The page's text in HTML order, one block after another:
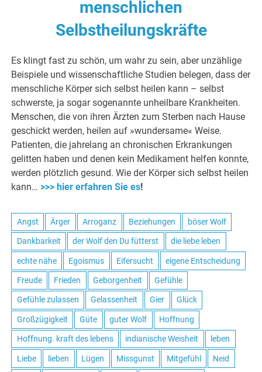
menschlichen
Selbstheilungskräfte
Es klingt fast zu schön, um wahr zu sein, aber unzählige
Beispiele und wissenschaftliche Studien belegen, dass der
menschliche Körper sich selbst heilen kann – selbst
schwerste, ja sogar sogenannte unheilbare Krankheiten.
Menschen, die von ihren Ärzten zum Sterben nach Hause
geschickt werden, heilen auf »wundersame« Weise.
Patienten, die jahrelang an chronischen Erkrankungen
gelitten haben und denen kein Medikament helfen konnte,
werden plötzlich gesund. Wie der Körper sich selbst heilen
kann… >>> hier erfahren Sie es!
Angst Ärger Arroganz Beziehungen böser Wolf
Dankbarkeit der Wolf den Du fütterst die liebe leben
echte nähe Egoismus Eifersucht eigene Entscheidung
Freude Frieden Geborgenheit Gefühle
Gefühle zulassen Gelassenheit Gier Glück
Großzügigkeit Güte guter Wolf Hoffnung
Hoffnung. kraft des lebens indianische Weisheit leben
Liebe lieben Lügen Missgunst Mitgefühl Neid